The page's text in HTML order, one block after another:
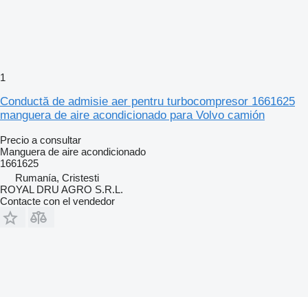
1
Conductă de admisie aer pentru turbocompresor 1661625
manguera de aire acondicionado para Volvo camión
Precio a consultar
Manguera de aire acondicionado
1661625
Rumanía, Cristesti
ROYAL DRU AGRO S.R.L.
Contacte con el vendedor